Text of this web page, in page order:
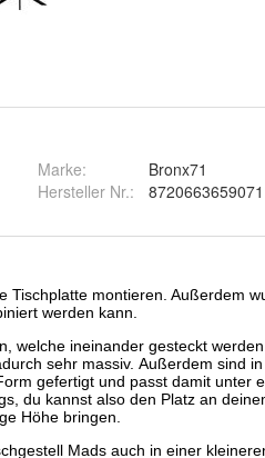
Marke:
Bronx71
Hersteller Nr.:
8720663659071